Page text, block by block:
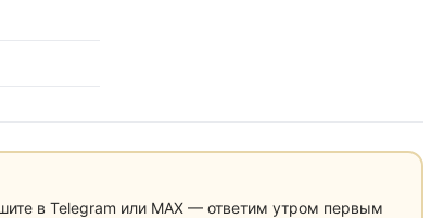
в Telegram или MAX — ответим утром первым